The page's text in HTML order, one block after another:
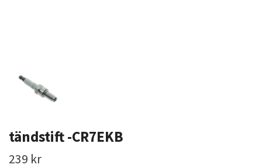
tändstift -CR7EKB
239 kr